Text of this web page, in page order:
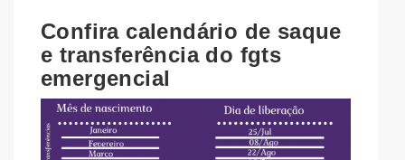
Confira calendário de saque
e transferência do fgts
emergencial